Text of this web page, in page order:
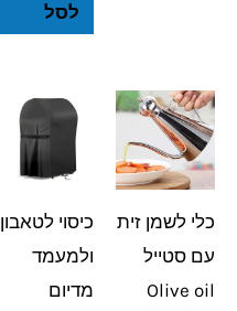
לסל
כלי לשמן זית
עם סטייל
Olive oil
כיסוי לטאבון
ולמעמד
מדיום